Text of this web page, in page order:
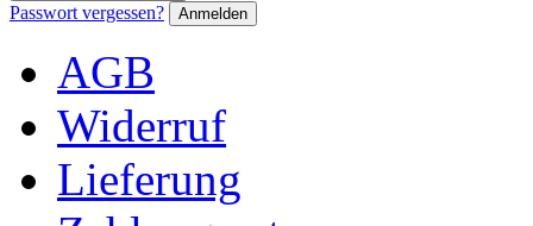
Passwort vergessen? Anmelden
AGB
Widerruf
Lieferung